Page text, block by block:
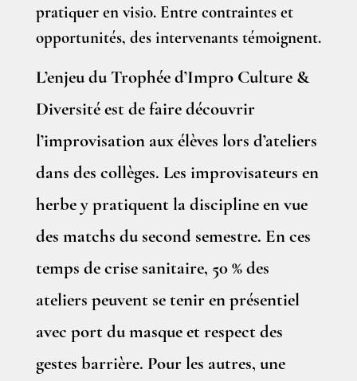
pratiquer en visio. Entre contraintes et
opportunités, des intervenants témoignent.
L’enjeu du Trophée d’Impro Culture &
Diversité est de faire découvrir
l’improvisation aux élèves lors d’ateliers
dans des collèges. Les improvisateurs en
herbe y pratiquent la discipline en vue
des matchs du second semestre. En ces
temps de crise sanitaire, 50 % des
ateliers peuvent se tenir en présentiel
avec port du masque et respect des
gestes barrière. Pour les autres, une